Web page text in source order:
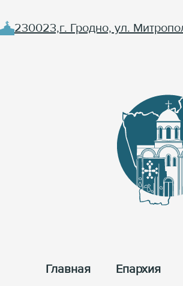
230023,г. Гродно, ул.
Главная Епархия